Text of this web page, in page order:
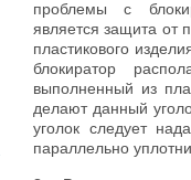
проблемы с
является защита от
пластикового
блокиратор
выполненный из
делают данный
уголок следует
параллельно